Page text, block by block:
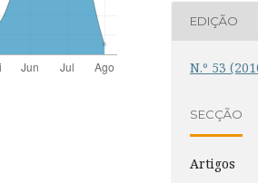
EDIÇÃO
N.º 53
SECÇÃO
Artigos